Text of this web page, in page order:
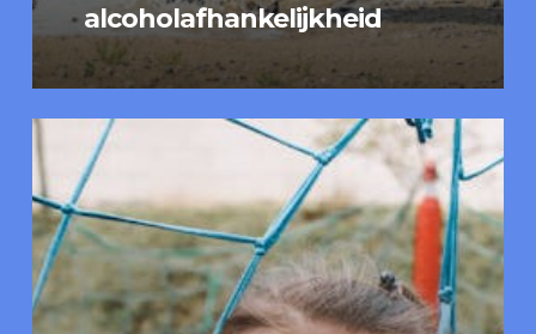
alcoholafhankelijkheid